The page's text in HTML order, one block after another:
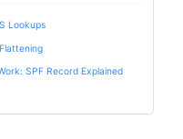
Lookups
SPF Record Explained